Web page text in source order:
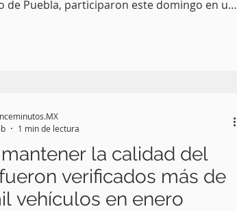
de Puebla, participaron este domingo en una
mantener la calidad del
verificados más de
vehículos en enero
1 min de lectura